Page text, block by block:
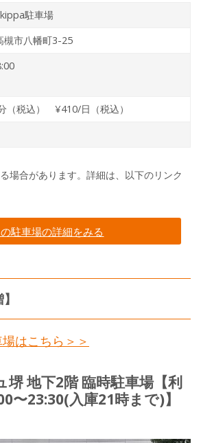
駐車場
槻市八幡町3-25
（税込） ¥410/日（税込）
場合があります。詳細は、以下のリンク
駐車場の詳細をみる
はこちら＞＞
堺 地下2階 臨時駐車場【利
〜23:30(入庫21時まで)】